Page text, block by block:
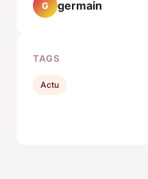
G germain
TAGS
Actu